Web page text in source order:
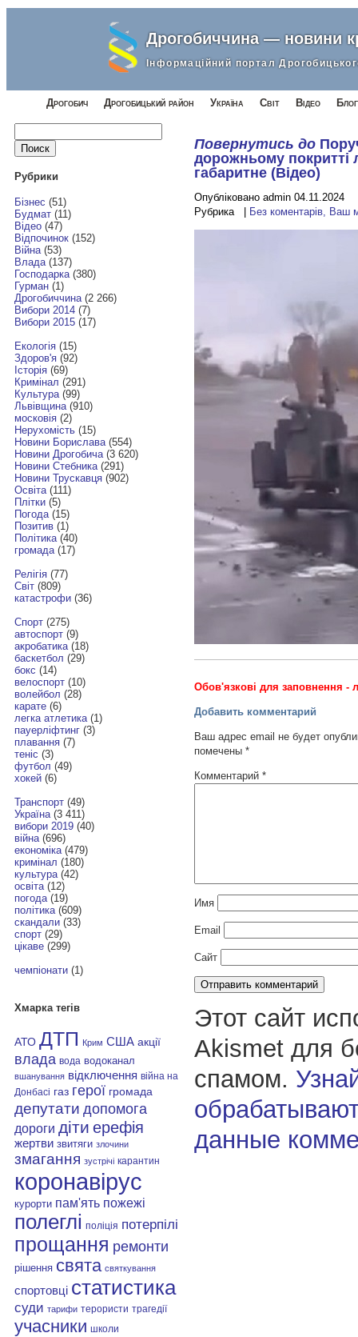
Дрогобиччина — новини
Інформаційний портал
Дрогобич Дрогобицький район Україна Світ Відео
Найти:
Рубрики
Бізнес (51)
Будмат(11)
Відео(47)
Відпочинок(152)
Війна(53)
Влада(137)
Господарка(380)
Гурман(1)
Дрогобиччина(2 266)
Вибори 2014(7)
Вибори 2015(17)
Екологія(15)
Здоров'я(92)
Історія(69)
Кримінал (291)
Культура(99)
Львівщина(910)
московія(2)
Нерухомість(15)
Новини Борислава(554)
Новини Дрогобича(3 620)
Новини Стебника(291)
Новини Трускавця(902)
Освіта(111)
Плітки(5)
Погода(15)
Позитив(1)
Політика(40)
громада(17)
Релігія(77)
Світ(809)
катастрофи(36)
Спорт(275)
автоспорт(9)
акробатика(18)
баскетбол (29)
бокс (14)
велоспорт(10)
волейбол (28)
карате(6)
легка атлетика(1)
пауерліфтинг(3)
плавання(7)
теніс (3)
футбол (49)
хокей(6)
Транспорт(49)
Україна(3 411)
вибори 2019(40)
війна(696)
економіка(479)
кримінал (180)
культура(42)
освіта(12)
погода(19)
політика(609)
скандали(33)
спорт(29)
цікаве(299)
чемпіонати(1)
Хмарка тегів
АТО ДТП Крим США акції
влада вода водоканал
вшанування відключення війна на
Донбасі газ герої громада
депутати допомога
дороги діти ерефія
жертви звитяги злочини
змагання зустрічі карантин
коронавірус
курорти пам'ять пожежі
полеглі поліція потерпілі
прощання ремонти
рішення свята святкування
спортовці статистика
суди тарифи терористи трагедії
учасники школи
Повернутись до
дорожньому
габаритне (Відео)
Опубліковано admin 04.11.2024
Рубрика | Без коментарів, Ваш
Обов'язкові для заповнення -
Добавить комментарий
Ваш адрес email не будет
помечены *
Комментарий *
Имя
Email
Сайт
Этот сайт
Akismet для
спамом.
данные